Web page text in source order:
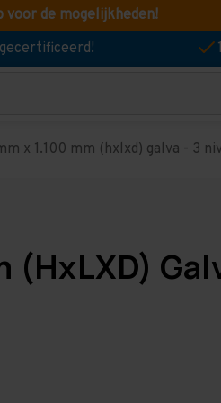
voor de mogelijkheden!
x 1.100 mm (hxlxd) galva - 3